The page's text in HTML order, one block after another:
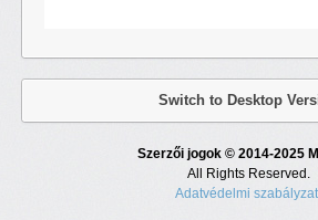
Switch to Desktop
Szerzői jogok © 2014-2025
All Rights Reserved.
Adatvédelmi